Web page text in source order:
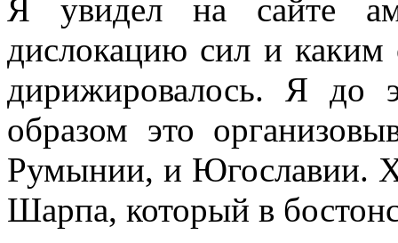
Я увидел на сайте
дислокацию сил и каким
дирижировалось. Я до
образом это
Румынии, и Югославии.
Шарпа, который в